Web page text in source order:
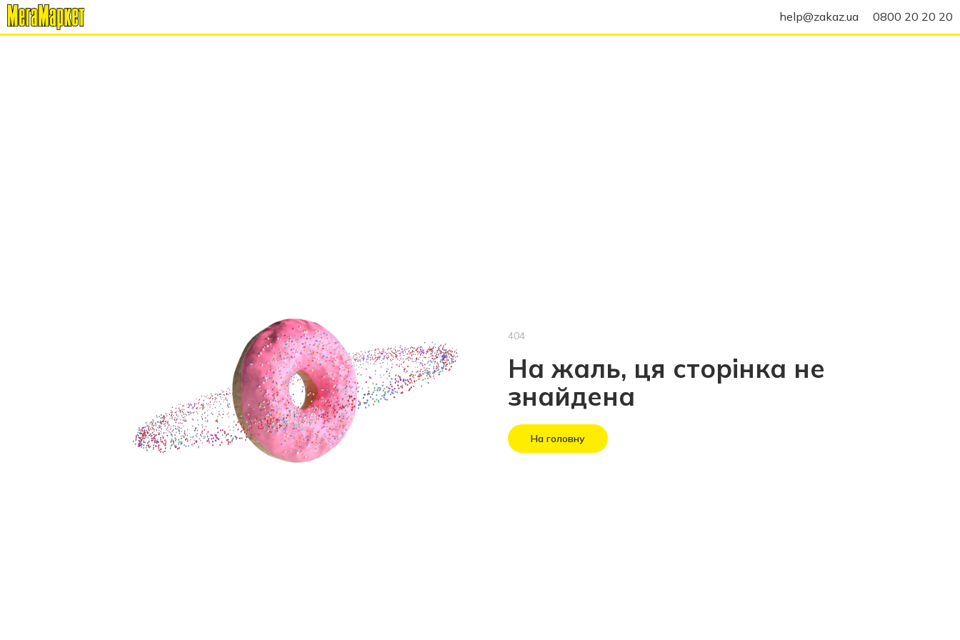
help@zakaz.ua 0800 20 20 20
404
На жаль, ця сторінка не
знайдена
На головну